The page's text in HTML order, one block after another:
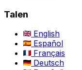
Talen
English
Español
Français
Deutsch